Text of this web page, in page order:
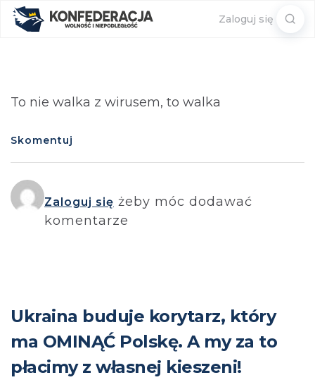
Zaloguj się
To nie walka z wirusem, to walka
Skomentuj
Zaloguj się żeby móc dodawać
komentarze
Ukraina buduje korytarz, który
ma OMINĄĆ Polskę. A my za to
płacimy z własnej kieszeni!